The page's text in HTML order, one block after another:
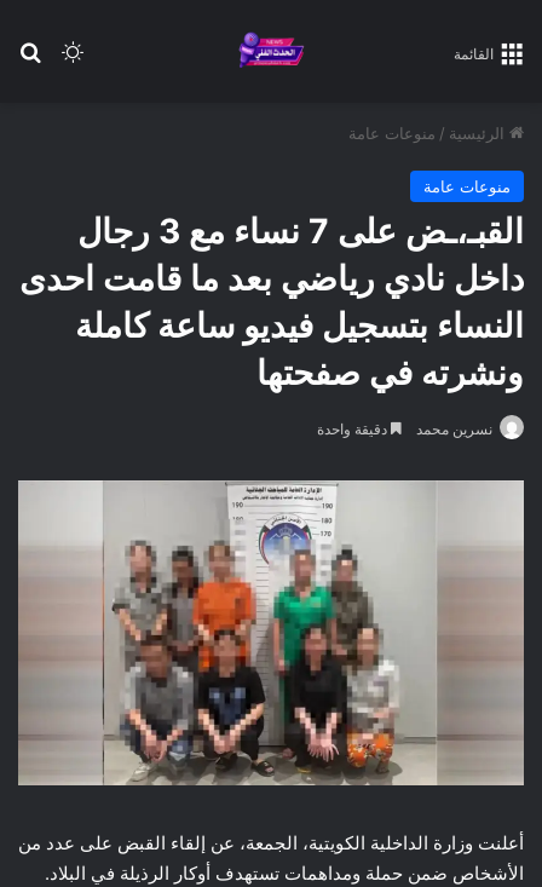
الوضع القائمة
الرئيسية / منوعات عامة
منوعات عامة
القبـ،ـض على 7 نساء مع 3 رجال
داخل نادي رياضي بعد ما قامت احدى
النساء بتسجيل فيديو ساعة كاملة
ونشرته في صفحتها
نسرين محمد دقيقة واحدة
أعلنت وزارة الداخلية الكويتية، الجمعة، عن إلقاء القبض على عدد من
الأشخاص ضمن حملة ومداهمات تستهدف أوكار الرذيلة في البلاد.